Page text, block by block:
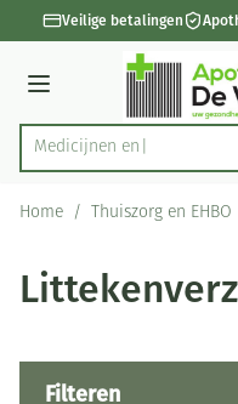
Ga naar de inhoud
1 van 1Veilige betalingen
Menu
Product, merk, categorie...
Home / Thuiszorg en EHBO
Filteren